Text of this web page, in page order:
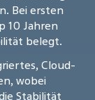
Bei ersten
10 Jahren
belegt.
Cloud-
wobei
Stabilität